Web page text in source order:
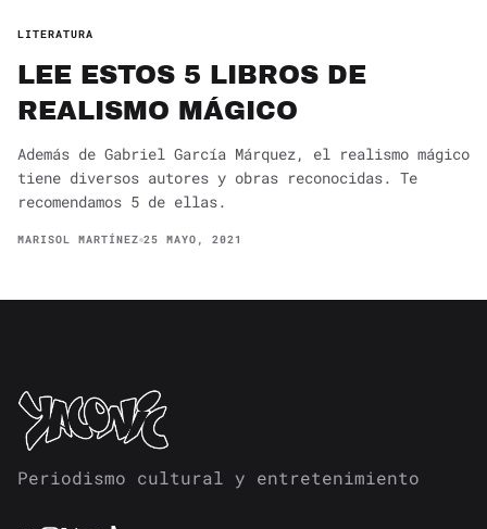
LITERATURA
LEE ESTOS 5 LIBROS DE
REALISMO MÁGICO
Además de Gabriel García Márquez, el realismo mágico
tiene diversos autores y obras reconocidas. Te
recomendamos 5 de ellas.
MARISOL MARTÍNEZ 25 MAYO, 2021
Periodismo cultural y entretenimiento